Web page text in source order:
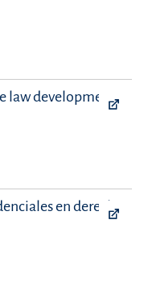
law developments
en derecho